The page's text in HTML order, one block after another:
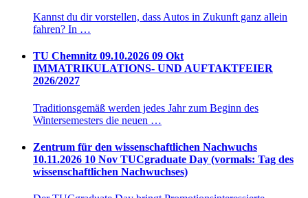
Kannst du dir vorstellen, dass Autos in Zukunft ganz allein
fahren? In …
TU Chemnitz 09.10.2026 09 Okt
IMMATRIKULATIONS- UND AUFTAKTFEIER
2026/2027
Traditionsgemäß werden jedes Jahr zum Beginn des
Wintersemesters die neuen …
Zentrum für den wissenschaftlichen Nachwuchs
10.11.2026 10 Nov TUCgraduate Day (vormals: Tag des
wissenschaftlichen Nachwuchses)